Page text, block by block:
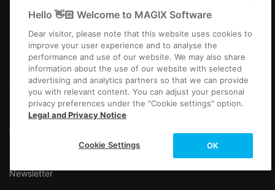
Savoir-faire
Centre de téléchargement
Partenariat
Affiliate
Communauté MAGIX
Producer Planet
À propos de MAGIX
Newsletter
technique
Hello 👋🏻 Welcome to MAGIX Software
Dear visitor, please note that this website uses cookies to
improve your user experience and to analyse the
performance and use of our website. We may also share
information about the use of our website with selected
advertising and analytics partners so that we can provide
you with relevant content. You can adjust your personal
privacy preferences under the "Cookie settings" option.
Legal and Privacy Notice
OK
Cookie Settings